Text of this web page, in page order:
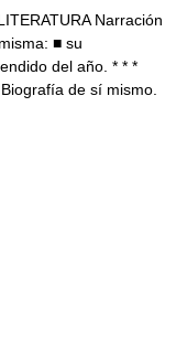
Narración
■ su
del año. * * *
de sí mismo.